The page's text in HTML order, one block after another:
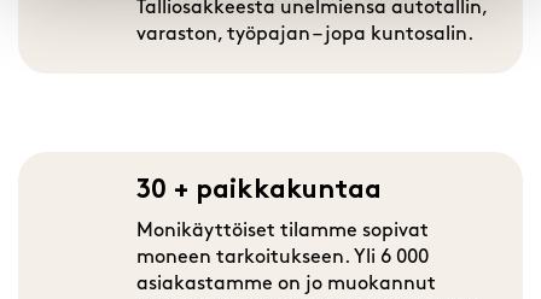
Talliosakkeesta unelmiensa autotallin,
varaston, työpajan – jopa kuntosalin.
30 + paikkakuntaa
Monikäyttöiset tilamme sopivat
moneen tarkoitukseen. Yli 6 000
asiakastamme on jo muokannut